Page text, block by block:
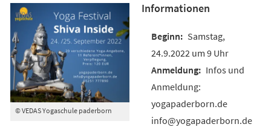
© VEDAS Yogaschule paderborn
Informationen
Samstag,
24.9.2022 um 9 Uhr
Infos und
Anmeldung:
yogapaderborn.de
info@yogapaderborn.de